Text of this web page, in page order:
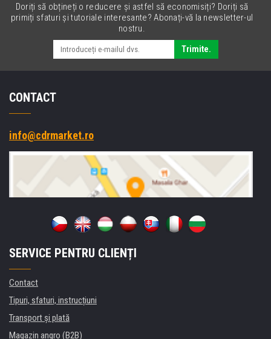
Doriți să obțineți o reducere și astfel să economisiți? Doriți să
primiți sfaturi și tutoriale interesante? Abonați-vă la newsletter-ul
nostru.
Trimite.
CONTACT
info@cdrmarket.ro
SERVICE PENTRU CLIENȚI
Contact
Tipuri, sfaturi, instrucțiuni
Transport şi plată
Magazin angro (B2B)